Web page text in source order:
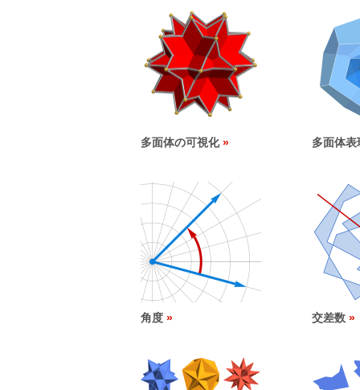
多面体の可視化 多面体表
角度 交差数